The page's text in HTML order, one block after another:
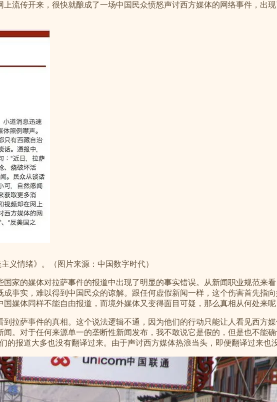
流传开来，很快就酿成了一场中国民众愤怒声讨西方媒体的网络事件，出
义情绪》。（图片来源：中国数字时代）
家的媒体对拉萨事件的报道中出现了明显的事实错误。从新闻职业规范来
事实，难以得到中国民众的谅解。跟任何虚假新闻一样，这个伤害首先指
媒体同样不能自由报道，而境外媒体又变得面目可疑，那么真相从何处来呢
拉萨事件的真相。这个说法逻辑不通，因为他们的行动只能让人看见西方
。对于任何来源单一的垄断性新闻发布，我不敢说它是假的，但是也不能
报道大多也没有翻译过来。由于声讨西方媒体热浪当头，即便翻译过来也